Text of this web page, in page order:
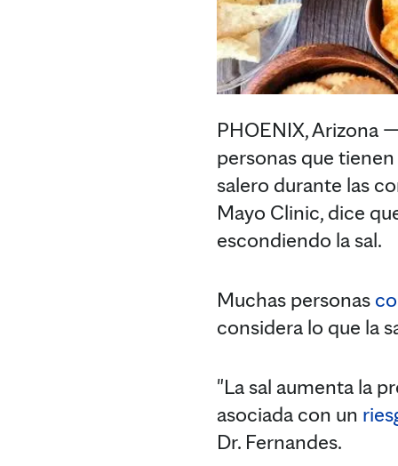
PHOENIX, Arizona
personas que tienen
salero durante las
Mayo Clinic, dice
escondiendo la sal.
Muchas personas
considera lo que la
"La sal aumenta la
asociada con un
Dr. Fernandes.